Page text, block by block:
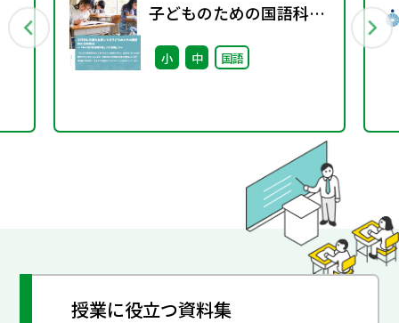
子どものための国語科の
自作教材 ～「みんなの教
材掲示板」のご投稿より
小 中 国語
授業に役立つ資料集